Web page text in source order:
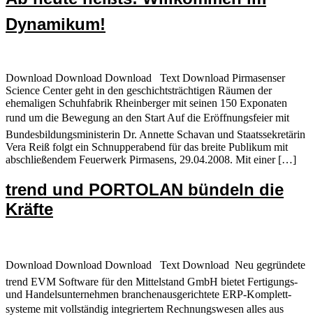
Dynamikum!
Download Download Download Text Download Pirmasenser
Science Center geht in den geschichtsträchtigen Räumen der
ehemaligen Schuhfabrik Rheinberger mit seinen 150 Exponaten
rund um die Bewegung an den Start Auf die Eröffnungsfeier mit
Bundesbildungsministerin Dr. Annette Schavan und Staatssekretärin
Vera Reiß folgt ein Schnupper­abend für das breite Publikum mit
abschließendem Feuerwerk Pirmasens, 29.04.2008. Mit einer […]
trend und PORTOLAN bündeln die
Kräfte
Download Download Download Text Download  Neu gegründete
trend EVM Software für den Mittelstand GmbH bietet Fertigungs-
und Handelsunternehmen branchenausgerichtete ERP-Komplett­
systeme mit vollständig integriertem Rechnungswesen alles aus